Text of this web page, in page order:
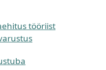
tööriist